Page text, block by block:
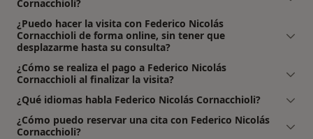
Cornacchioli?
¿Puedo hacer la visita con Federico Nicolás
Cornacchioli de forma online, sin tener que
desplazarme hasta su consulta?
¿Cómo se realiza el pago a Federico Nicolás
Cornacchioli al finalizar la visita?
¿Qué idiomas habla Federico Nicolás Cornacchioli?
¿Cómo puedo reservar una cita con Federico Nicolás
Cornacchioli?